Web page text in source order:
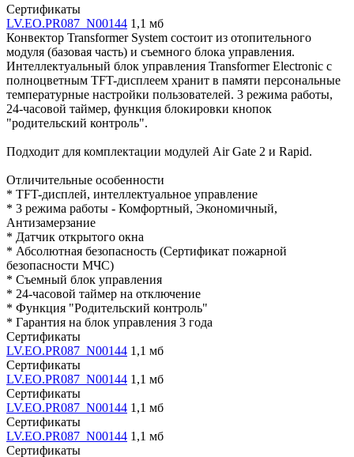
Сертификаты
LV.EO.PR087_N00144 1,1 мб
Конвектор Transformer System состоит из отопительного
модуля (базовая часть) и съемного блока управления.
Интеллектуальный блок управления Transformer Electronic с
полноцветным TFT-дисплеем хранит в памяти персональные
температурные настройки пользователей. 3 режима работы,
24-часовой таймер, функция блокировки кнопок
"родительский контроль".
Подходит для комплектации модулей Air Gate 2 и Rapid.
Отличительные особенности
* TFT-дисплей, интеллектуальное управление
* 3 режима работы - Комфортный, Экономичный,
Антизамерзание
* Датчик открытого окна
* Абсолютная безопасность (Сертификат пожарной
безопасности МЧС)
* Съемный блок управления
* 24-часовой таймер на отключение
* Функция "Родительский контроль"
* Гарантия на блок управления 3 года
Сертификаты
LV.EO.PR087_N00144 1,1 мб
Сертификаты
LV.EO.PR087_N00144 1,1 мб
Сертификаты
LV.EO.PR087_N00144 1,1 мб
Сертификаты
LV.EO.PR087_N00144 1,1 мб
Сертификаты